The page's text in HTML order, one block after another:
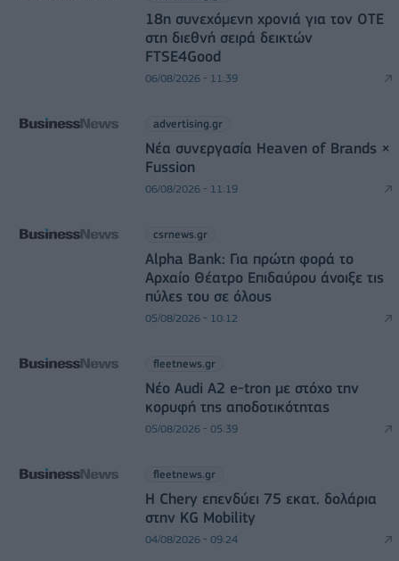
18η συνεχόμενη χρονιά για τον ΟΤΕ
στη διεθνή σειρά δεικτών
FTSE4Good
06/08/2026 - 11:39
advertising.gr
Νέα συνεργασία Heaven of Brands ×
Fussion
06/08/2026 - 11:19
csrnews.gr
Alpha Bank: Για πρώτη φορά το
Αρχαίο Θέατρο Επιδαύρου άνοιξε τις
πύλες του σε όλους
05/08/2026 - 10:12
fleetnews.gr
Νέο Audi A2 e-tron με στόχο την
κορυφή της αποδοτικότητας
05/08/2026 - 05:39
fleetnews.gr
Η Chery επενδύει 75 εκατ. δολάρια
στην KG Mobility
04/08/2026 - 09:24